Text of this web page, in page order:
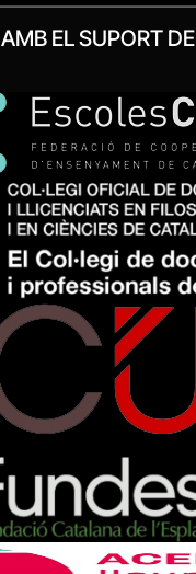
AMB EL SUPORT DE